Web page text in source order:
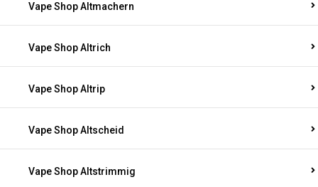
Vape Shop Altmachern
Vape Shop Altrich
Vape Shop Altrip
Vape Shop Altscheid
Vape Shop Altstrimmig